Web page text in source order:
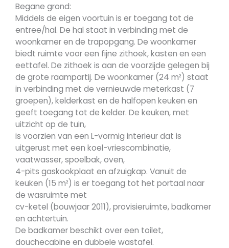
Begane grond:
Middels de eigen voortuin is er toegang tot de
entree/hal. De hal staat in verbinding met de
woonkamer en de trapopgang. De woonkamer
biedt ruimte voor een fijne zithoek, kasten en een
eettafel. De zithoek is aan de voorzijde gelegen bij
de grote raampartij. De woonkamer (24 m²) staat
in verbinding met de vernieuwde meterkast (7
groepen), kelderkast en de halfopen keuken en
geeft toegang tot de kelder. De keuken, met
uitzicht op de tuin,
is voorzien van een L-vormig interieur dat is
uitgerust met een koel-vriescombinatie,
vaatwasser, spoelbak, oven,
4-pits gaskookplaat en afzuigkap. Vanuit de
keuken (15 m²) is er toegang tot het portaal naar
de wasruimte met
cv-ketel (bouwjaar 2011), provisieruimte, badkamer
en achtertuin.
De badkamer beschikt over een toilet,
douchecabine en dubbele wastafel.